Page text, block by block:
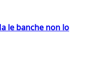
le banche non lo